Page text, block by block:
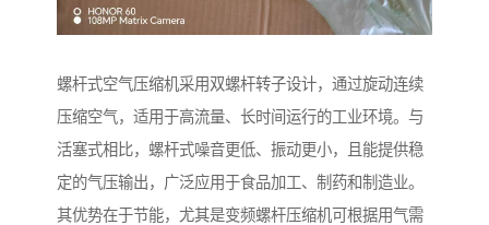
螺杆式空气压缩机采用双螺杆转子设计，通过旋动连续
压缩空气，适用于高流量、长时间运行的工业环境。与
活塞式相比，螺杆式噪音更低、振动更小，且能提供稳
定的气压输出，广泛应用于食品加工、制药和制造业。
其优势在于节能，尤其是变频螺杆压缩机可根据用气需